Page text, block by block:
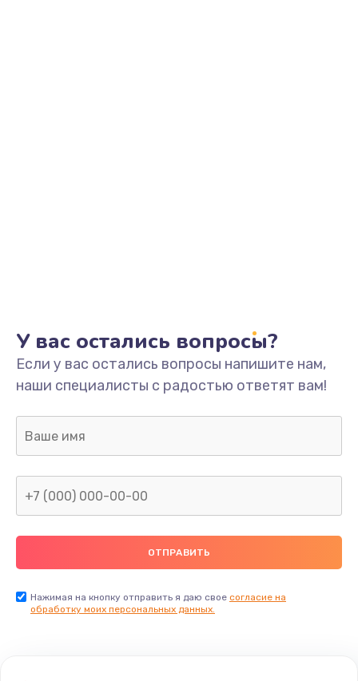
У вас остались вопросы?
Если у вас остались вопросы напишите нам,
наши специалисты с радостью ответят вам!
Нажимая на кнопку отправить я даю свое согласие на
обработку моих персональных данных.